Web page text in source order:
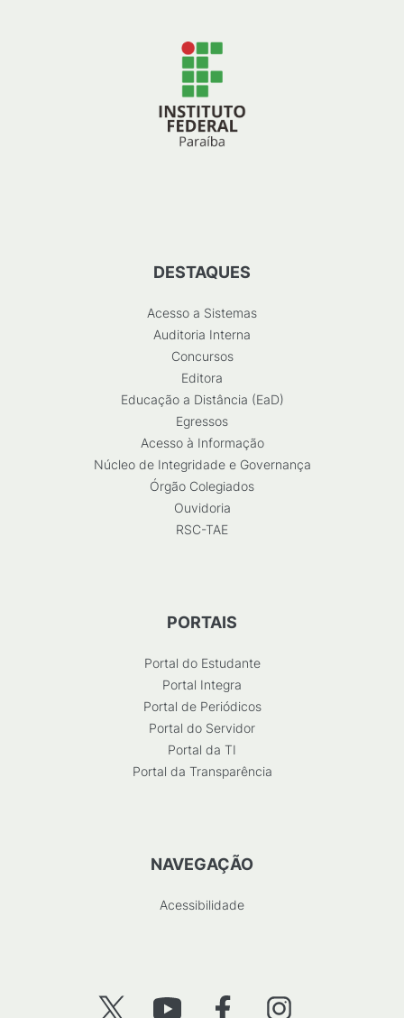
DESTAQUES
Acesso a Sistemas
Auditoria Interna
Concursos
Editora
Educação a Distância (EaD)
Egressos
Acesso à Informação
Núcleo de Integridade e Governança
Órgão Colegiados
Ouvidoria
RSC-TAE
PORTAIS
Portal do Estudante
Portal Integra
Portal de Periódicos
Portal do Servidor
Portal da TI
Portal da Transparência
NAVEGAÇÃO
Acessibilidade